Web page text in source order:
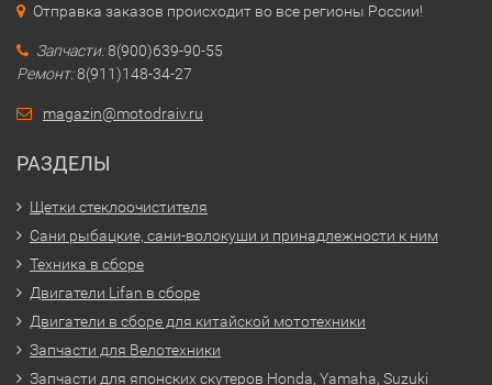
Отправка заказов происходит во все регионы России!
Запчасти:8(900)639-90-55
Ремонт:8(911)148-34-27
magazin@motodraiv.ru
РАЗДЕЛЫ
Щетки стеклоочистителя
Сани рыбацкие, сани-волокуши и принадлежности к ним
Техника в сборе
Двигатели Lifan в сборе
Двигатели в сборе для китайской мототехники
Запчасти для Велотехники
Запчасти для японских скутеров Honda, Yamaha, Suzuki